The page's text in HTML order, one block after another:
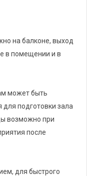
фото-
на балконе, выход
в помещении и в
может быть
подготовки зала
возможно при
после
для быстрого